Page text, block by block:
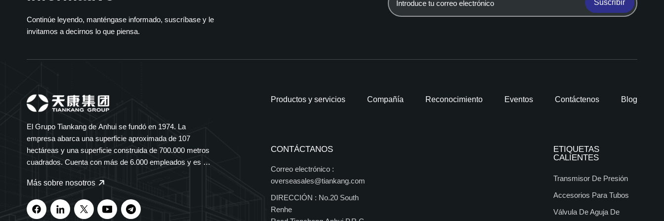
Continúe leyendo, manténgase informado, suscríbase y le
invitamos a decirnos lo que piensa.
Suscribir
El Grupo Tiankang de Anhui se fundó en 1974. La
empresa abarca una superficie aproximada de 107
hectáreas y una superficie construida de 700.000 metros
cuadrados. Cuenta con más de 6.000 empleados y es un
Grupo Tiankang se especializa en instrumentos y
medidores, cables ópticos, productos médicos y
farmacéuticos, equipos eléctricos inteligentes y bandejas
Más sobre nosotros
Productos y servicios Compañía Reconocimiento Eventos Contáctenos Blog
CONTÁCTANOS
Correo electrónico :
overseasales@tiankang.com
DIRECCIÓN : No.20 South
Renhe
ETIQUETAS
CALIENTES
Transmisor De Presión
Accesorios Para Tubos
Válvula De Aguja De